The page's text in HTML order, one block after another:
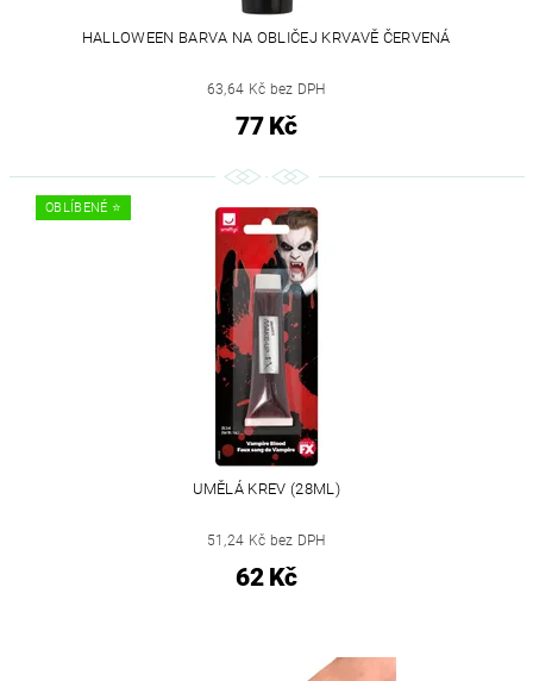
HALLOWEEN BARVA NA OBLIČEJ KRVAVĚ ČERVENÁ
63,64 Kč bez DPH
77 Kč
OBLÍBENÉ ⭐️
UMĚLÁ KREV (28ML)
51,24 Kč bez DPH
62 Kč